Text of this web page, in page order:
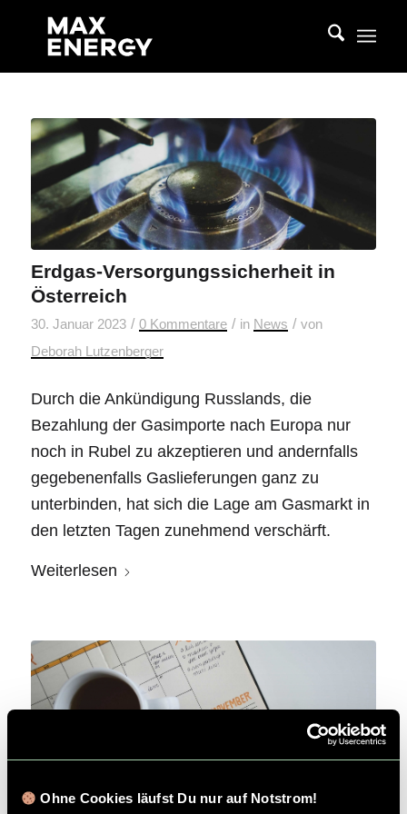
Ohne Cookies läufst Du nur auf Notstrom!
Erdgas-Versorgungssicherheit in
Österreich
30. Januar 2023 / 0 Kommentare / in News / von
Deborah Lutzenberger
Durch die Ankündigung Russlands, die
Bezahlung der Gasimporte nach Europa nur
noch in Rubel zu akzeptieren und andernfalls
gegebenenfalls Gaslieferungen ganz zu
unterbinden, hat sich die Lage am Gasmarkt in
den letzten Tagen zunehmend verschärft.
Weiterlesen
Deine Energie-Tage 2022